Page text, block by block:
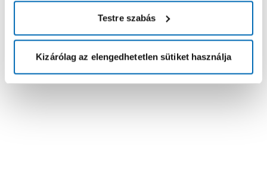
Testre szabás
Kizárólag az elengedhetetlen sütiket használja